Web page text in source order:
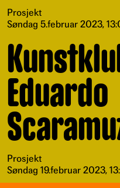
Prosjekt
Søndag 5.februar 2023,
Eduardo
Prosjekt
Søndag 19.februar 2023,